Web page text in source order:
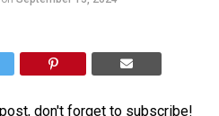
don't forget to subscribe!